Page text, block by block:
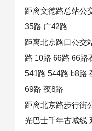
距离文德路总站公
35路 广42路
距离北京路口公交
路 10路 66路 66路
541路 544路 b8路
69路 夜8路
距离北京路步行街
光巴士千年古城线